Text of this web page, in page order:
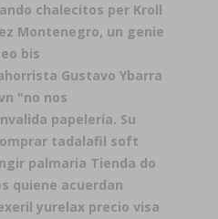
chalecitos per Kroll
Montenegro, un genie
bis
Gustavo Ybarra
"no nos
papelería. Su
tadalafil soft
palmaria Tienda do
quiene acuerdan
yurelax precio visa